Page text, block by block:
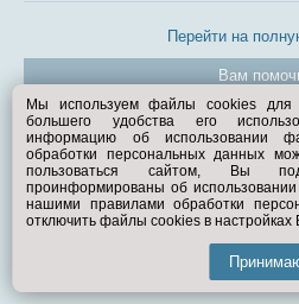
Перейти на
Вам
© Exist.ru
Мы используем файлы cookies для
большего удобства его
информацию об использовании
обработки персональных данных
пользоваться сайтом, Вы
проинформированы об
нашими правилами обработки
отключить файлы cookies в настройках